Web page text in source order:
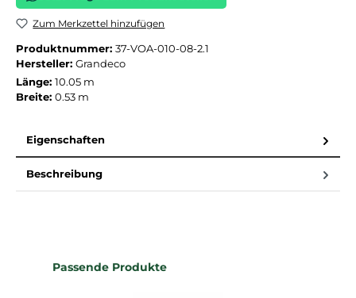
Zum Merkzettel hinzufügen
Produktnummer: 37-VOA-010-08-2.1
Hersteller: Grandeco
Länge: 10.05 m
Breite: 0.53 m
Eigenschaften
Beschreibung
Produktgalerie überspringen
Passende Produkte